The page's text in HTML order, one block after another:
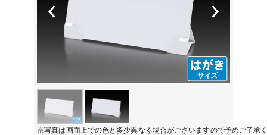
Previous Next
※写真は画面上での色と多少異なる場合がございますので予めご了承